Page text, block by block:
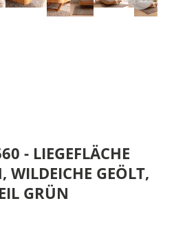
- LIEGEFLÄCHE
WILDEICHE GEÖLT,
GRÜN